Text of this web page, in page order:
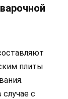
плиты
случае с